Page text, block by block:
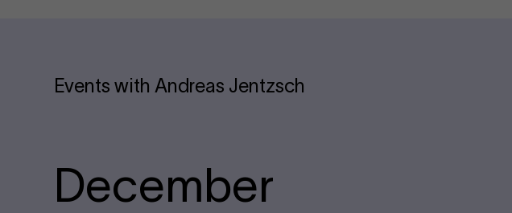
Events with Andreas Jentzsch
December